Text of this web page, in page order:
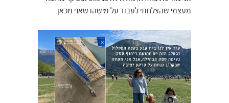
מעצמי שהצלחתי לעבוד על מישהו שאני מכאן.